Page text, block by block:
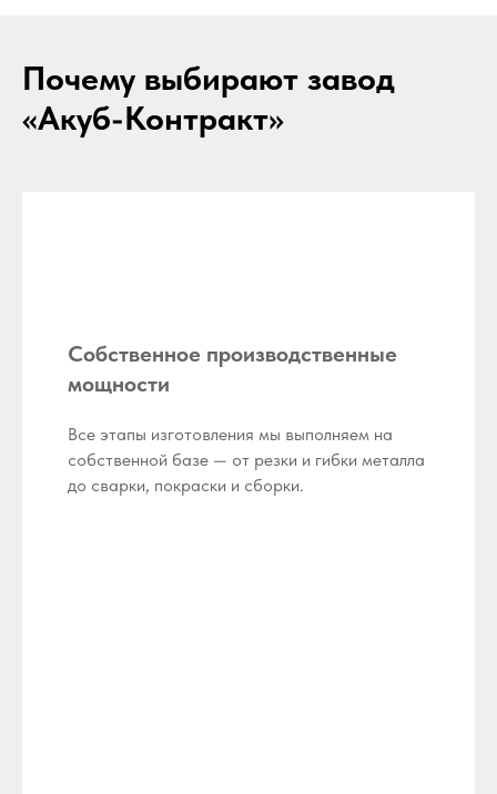
Почему выбирают завод
«Акуб-Контракт»
Собственное производственные
мощности
Все этапы изготовления мы выполняем на
собственной базе — от резки и гибки металла
до сварки, покраски и сборки.